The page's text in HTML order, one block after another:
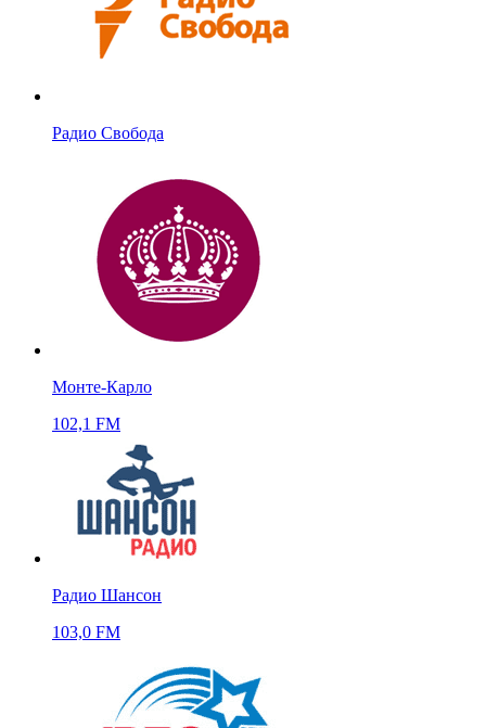
Радио Свобода
Монте-Карло
102,1 FM
Радио Шансон
103,0 FM